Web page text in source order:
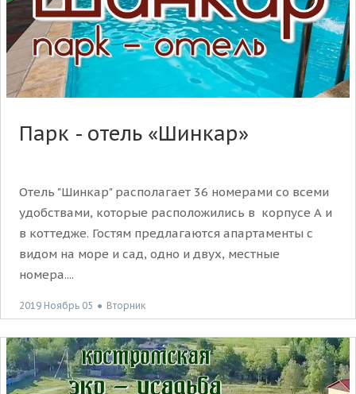
Парк - отель «Шинкар»
Отель "Шинкар" располагает 36 номерами со всеми
удобствами, которые расположились в корпусе А и
в коттедже. Гостям предлагаются апартаменты с
видом на море и сад, одно и двух, местные
номера....
2019 Ноябрь 05 ● Вторник